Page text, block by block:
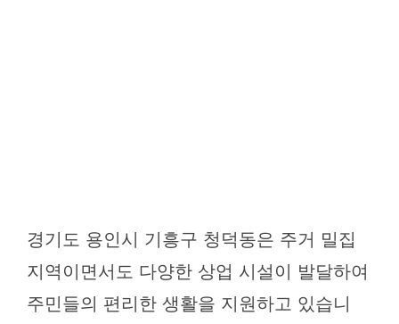
경기도 용인시 기흥구 청덕동은 주거 밀집
지역이면서도 다양한 상업 시설이 발달하여
주민들의 편리한 생활을 지원하고 있습니